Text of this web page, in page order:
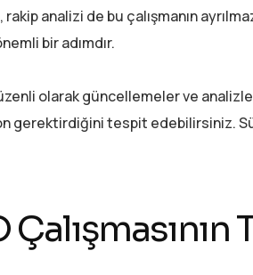
rakip analizi de bu çalışmanın
bir adımdır.
olarak güncellemeler ve
gerektirdiğini tespit edebilirsiniz.